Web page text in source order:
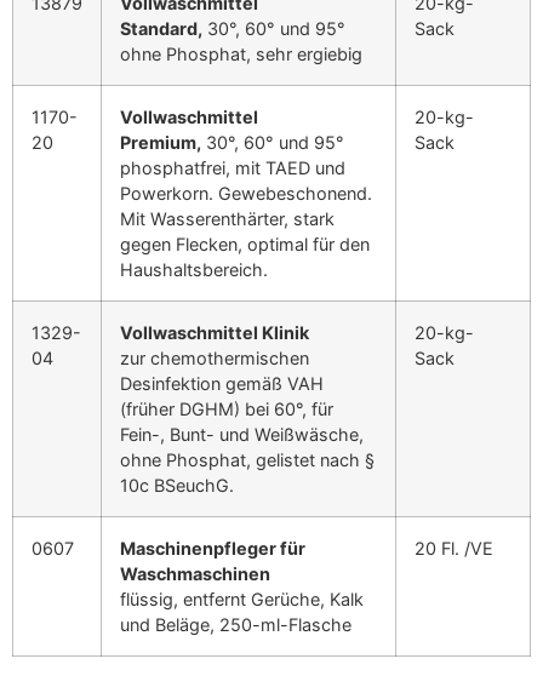
Standard, 30°, 60° und 95°
ohne Phosphat, sehr ergiebig
Sack
1170-
20
Vollwaschmittel
Premium, 30°, 60° und 95°
phosphatfrei, mit TAED und
Powerkorn. Gewebeschonend.
Mit Wasserenthärter, stark
gegen Flecken, optimal für den
Haushaltsbereich.
20-kg-
Sack
1329-
04
Vollwaschmittel Klinik
zur chemothermischen
Desinfektion gemäß VAH
(früher DGHM) bei 60°, für
Fein-, Bunt- und Weißwäsche,
ohne Phosphat, gelistet nach §
10c BSeuchG.
20-kg-
Sack
0607
Maschinenpfleger für
Waschmaschinen
flüssig, entfernt Gerüche, Kalk
und Beläge, 250-ml-Flasche
20 Fl. /VE